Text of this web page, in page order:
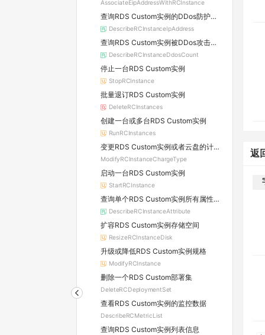
AssociateEipAddressWithRCInstance
查询RDS Custom实例的DDos防护信息及所属原生防护实例的详情
DescribeRCInstanceIpAddress
查询RDS Custom实例被DDos攻击的数量
DescribeRCInstanceDdosCount
停止一台RDS Custom实例
StopRCInstance
批量退订RDS Custom实例
DeleteRCInstances
创建一台或多台RDS Custom实例
RunRCInstances
变更RDS Custom实例或者云盘的计费方式
ModifyRCInstanceChargeType
启动一台RDS Custom实例
StartRCInstance
查询单个RDS Custom实例所有属性信息
DescribeRCInstanceAttribute
扩容RDS Custom实例存储空间
ResizeRCInstanceDisk
升级或降低RDS Custom实例规格
ModifyRCInstance
删除一个RDS Custom部署集
DeleteRCDeploymentSet
查看RDS Custom实例的监控数据
DescribeRCMetricList
查询RDS Custom实例列表信息
返